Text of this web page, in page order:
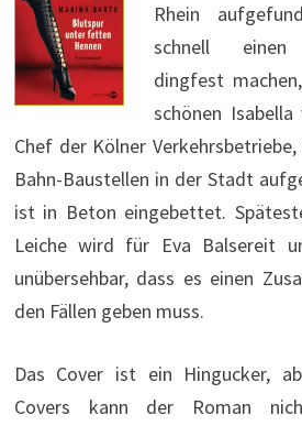
Rhein
schnell einen
dingfest
schönen
Chef der Kölner
Bahn-Baustellen in der Stadt
ist in Beton eingebettet.
Leiche wird für Eva Balsereit
unübersehbar, dass es einen
den Fällen geben muss.
Das Cover ist ein Hingucker,
Covers kann der Roman